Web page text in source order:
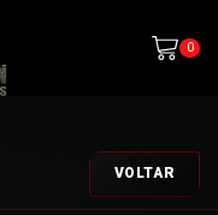
0
VOLTAR